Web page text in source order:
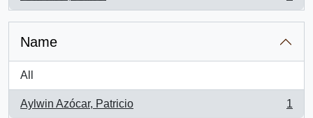
, 1 results
Name
All
Aylwin Azócar, Patricio
, 1 results
1